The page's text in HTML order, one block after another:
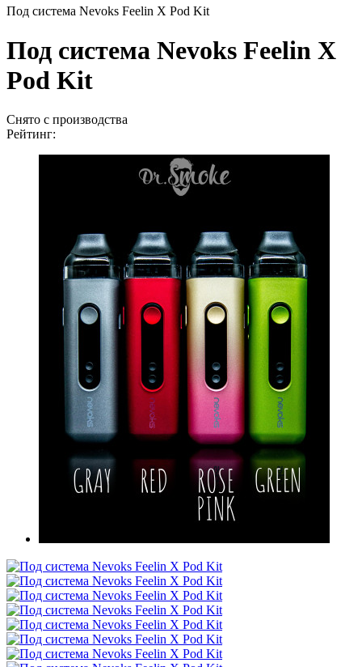
Под система Nevoks Feelin X Pod Kit
Под система Nevoks Feelin X
Pod Kit
Снято с производства
Рейтинг: